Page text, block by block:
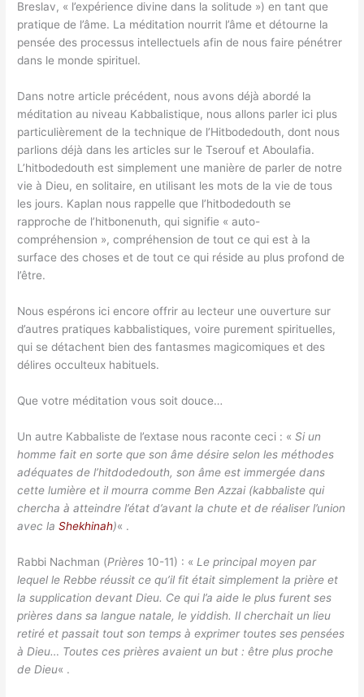
Breslav, « l’expérience divine dans la solitude ») en tant que
pratique de l’âme. La méditation nourrit l’âme et détourne la
pensée des processus intellectuels afin de nous faire pénétrer
dans le monde spirituel.
Dans notre article précédent, nous avons déjà abordé la
méditation au niveau Kabbalistique, nous allons parler ici plus
particulièrement de la technique de l’Hitbodedouth, dont nous
parlions déjà dans les articles sur le Tserouf et Aboulafia.
L’hitbodedouth est simplement une manière de parler de notre
vie à Dieu, en solitaire, en utilisant les mots de la vie de tous
les jours. Kaplan nous rappelle que l’hitbodedouth se
rapproche de l’hitbonenuth, qui signifie « auto-
compréhension », compréhension de tout ce qui est à la
surface des choses et de tout ce qui réside au plus profond de
l’être.
Nous espérons ici encore offrir au lecteur une ouverture sur
d’autres pratiques kabbalistiques, voire purement spirituelles,
qui se détachent bien des fantasmes magicomiques et des
délires occulteux habituels.
Que votre méditation vous soit douce…
Un autre Kabbaliste de l’extase nous raconte ceci : «Si un
homme fait en sorte que son âme désire selon les méthodes
adéquates de l’hitdodedouth, son âme est immergée dans
cette lumière et il mourra comme Ben Azzai (kabbaliste qui
chercha à atteindre l’état d’avant la chute et de réaliser l’union
avec laShekhinah)« .
Rabbi Nachman (Prières 10-11) : « Le principal moyen par
lequel le Rebbe réussit ce qu’il fit était simplement la prière et
la supplication devant Dieu. Ce qui l’a aide le plus furent ses
prières dans sa langue natale, le yiddish. Il cherchait un lieu
retiré et passait tout son temps à exprimer toutes ses pensées
à Dieu… Toutes ces prières avaient un but : être plus proche
de Dieu« .